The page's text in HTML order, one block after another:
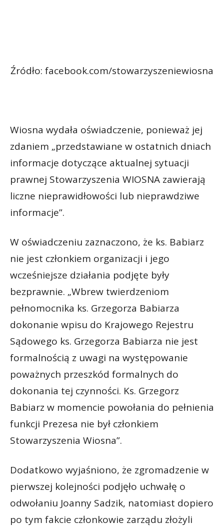
Źródło: facebook.com/stowarzyszeniewiosna
Wiosna wydała oświadczenie, ponieważ jej
zdaniem „przedstawiane w ostatnich dniach
informacje dotyczące aktualnej sytuacji
prawnej Stowarzyszenia WIOSNA zawierają
liczne nieprawidłowości lub nieprawdziwe
informacje”.
W oświadczeniu zaznaczono, że ks. Babiarz
nie jest członkiem organizacji i jego
wcześniejsze działania podjęte były
bezprawnie. „Wbrew twierdzeniom
pełnomocnika ks. Grzegorza Babiarza
dokonanie wpisu do Krajowego Rejestru
Sądowego ks. Grzegorza Babiarza nie jest
formalnością z uwagi na występowanie
poważnych przeszkód formalnych do
dokonania tej czynności. Ks. Grzegorz
Babiarz w momencie powołania do pełnienia
funkcji Prezesa nie był członkiem
Stowarzyszenia Wiosna”.
Dodatkowo wyjaśniono, że zgromadzenie w
pierwszej kolejności podjęło uchwałę o
odwołaniu Joanny Sadzik, natomiast dopiero
po tym fakcie członkowie zarządu złożyli